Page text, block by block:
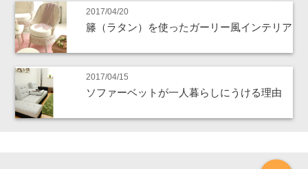
2017/04/20
籐（ラタン）を使ったガーリー風インテリア
2017/04/15
ソファーベットが一人暮らしにうける理由